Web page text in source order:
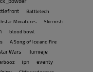
Battletech
Miniatures Skirmish
blood bowl
A Song of Ice and Fire
Wars Turnieje
ipn eventy